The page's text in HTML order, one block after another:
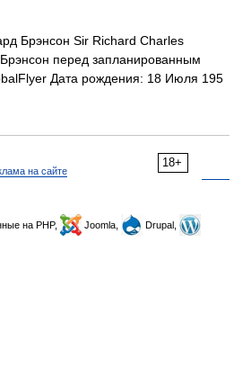
Брэнсон Sir Richard Charles
перед запланированным
Дата рождения: 18 Июля 195
18+
на сайте
на PHP, Joomla,
Drupal,